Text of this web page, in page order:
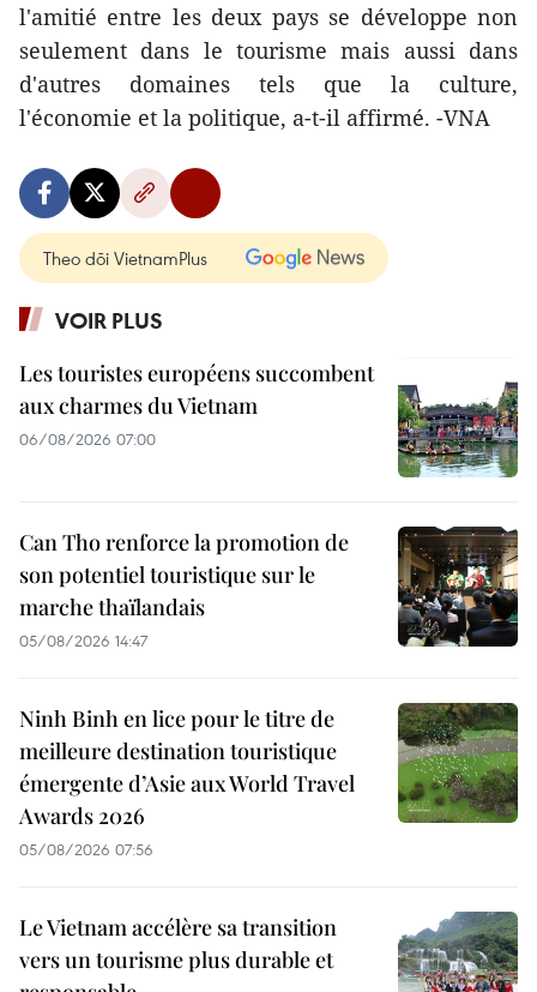
l'amitié entre les deux pays se développe non
seulement dans le tourisme mais aussi dans
d'autres domaines tels que la culture,
l'économie et la politique, a-t-il affirmé. -VNA
Theo dõi VietnamPlus
VOIR PLUS
Les touristes européens succombent
aux charmes du Vietnam
06/08/2026 07:00
Can Tho renforce la promotion de
son potentiel touristique sur le
marche thaïlandais
05/08/2026 14:47
Ninh Binh en lice pour le titre de
meilleure destination touristique
émergente d’Asie aux World Travel
Awards 2026
05/08/2026 07:56
Le Vietnam accélère sa transition
vers un tourisme plus durable et